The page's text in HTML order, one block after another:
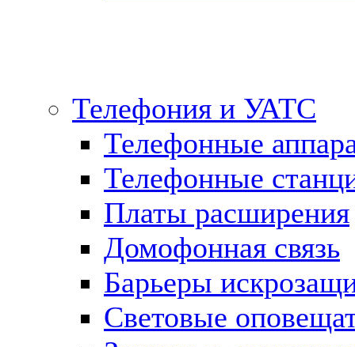
Телефония и УАТС
Телефонные
Телефонные
Платы расширения
Домофонная связь
Барьеры
Световые